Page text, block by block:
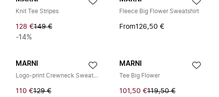
Knit Tee Stripes
128 €149 €
-14%
Fleece Big Flower Sweatshirt
From126,50 €
MARNI
Logo-print Crewneck Sweatshirt
110 €129 €
MARNI
Tee Big Flower
101,50 €119,50 €